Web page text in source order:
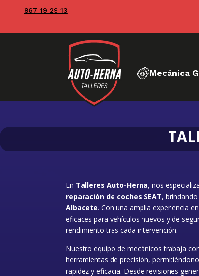
967 19 29 13
Mecánica
En Talleres Auto-Herna, nos
reparación de coches SEAT,
Albacete. Con una amplia experiencia
eficaces para vehículos nuevos y de
rendimiento tras cada intervención.
Nuestro equipo de mecánicos trabaja
herramientas de precisión,
rapidez y eficacia. Desde revisiones